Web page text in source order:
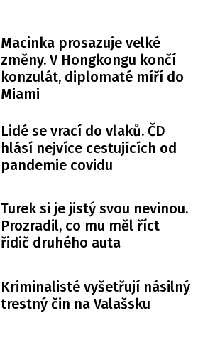
Macinka prosazuje velké
změny. V Hongkongu končí
konzulát, diplomaté míří do
Miami
Lidé se vrací do vlaků. ČD
hlásí nejvíce cestujících od
pandemie covidu
Turek si je jistý svou nevinou.
Prozradil, co mu měl říct
řidič druhého auta
Kriminalisté vyšetřují násilný
trestný čin na Valašsku